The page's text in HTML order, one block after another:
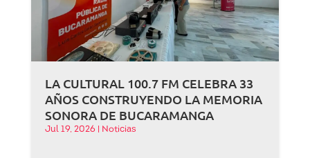
LA CULTURAL 100.7 FM CELEBRA 33
AÑOS CONSTRUYENDO LA MEMORIA
SONORA DE BUCARAMANGA
Jul 19, 2026 Noticias